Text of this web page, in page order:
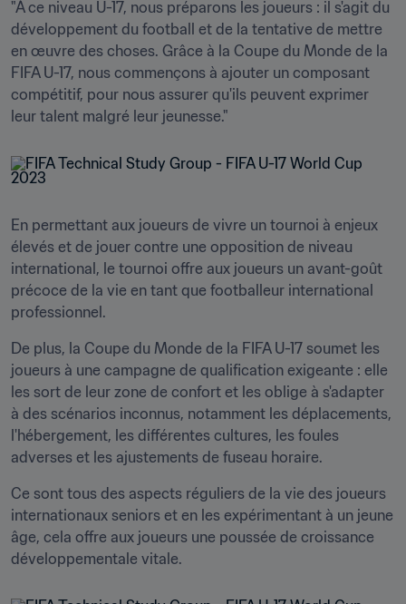
"À ce niveau U-17, nous préparons les joueurs : il s'agit du
développement du football et de la tentative de mettre
en œuvre des choses. Grâce à la Coupe du Monde de la
FIFA U-17, nous commençons à ajouter un composant
compétitif, pour nous assurer qu'ils peuvent exprimer
leur talent malgré leur jeunesse."
En permettant aux joueurs de vivre un tournoi à enjeux
élevés et de jouer contre une opposition de niveau
international, le tournoi offre aux joueurs un avant-goût
précoce de la vie en tant que footballeur international
professionnel.
De plus, la Coupe du Monde de la FIFA U-17 soumet les
joueurs à une campagne de qualification exigeante : elle
les sort de leur zone de confort et les oblige à s'adapter
à des scénarios inconnus, notamment les déplacements,
l'hébergement, les différentes cultures, les foules
adverses et les ajustements de fuseau horaire.
Ce sont tous des aspects réguliers de la vie des joueurs
internationaux seniors et en les expérimentant à un jeune
âge, cela offre aux joueurs une poussée de croissance
développementale vitale.